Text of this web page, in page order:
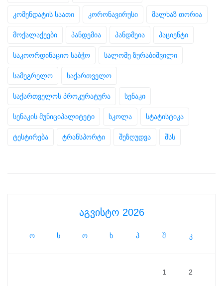
კომენდატის საათი კორონავირუსი მალხაზ თორია
მოქალაქეები პანდემია პანდმეია პაციენტი
საკოორდინაციო საბჭო სალომე ზურაბიშვილი
სამეგრელო საქართველო
საქართველოს პროკურატურა სენაკი
სენაკის მუნიციპალიტეტი სკოლა სტატისტიკა
ტესტირება ტრანსპორტი შეზღუდვა შსს
აგვისტო 2026
ო ს ო ხ პ შ კ
1 2